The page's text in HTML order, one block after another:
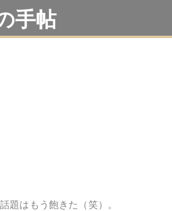
手帖
題はもう飽きた（笑）。